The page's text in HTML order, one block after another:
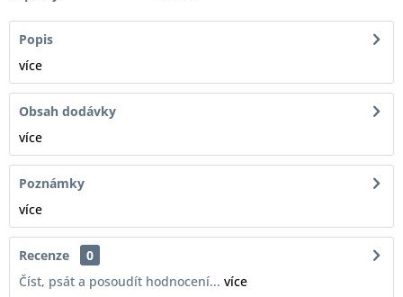
Popis
více
Obsah dodávky
více
Poznámky
více
Recenze
0
Číst, psát a posoudít hodnocení... více